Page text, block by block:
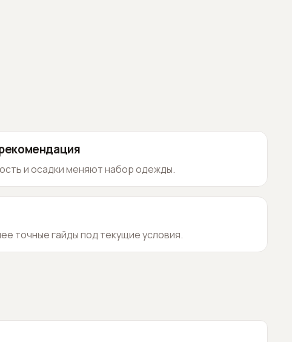
и осадки меняют набор одежды.
точные гайды под текущие условия.